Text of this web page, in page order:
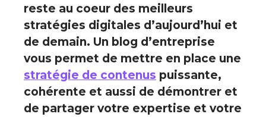
reste au coeur des meilleurs
stratégies digitales d’aujourd’hui et
de demain. Un blog d’entreprise
vous permet de mettre en place une
stratégie de contenus puissante,
cohérente et aussi de démontrer et
de partager votre expertise et votre